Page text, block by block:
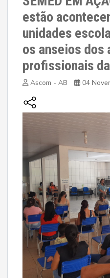
estão
unidades
os anseios dos
profissionais
Ascom - AB 04